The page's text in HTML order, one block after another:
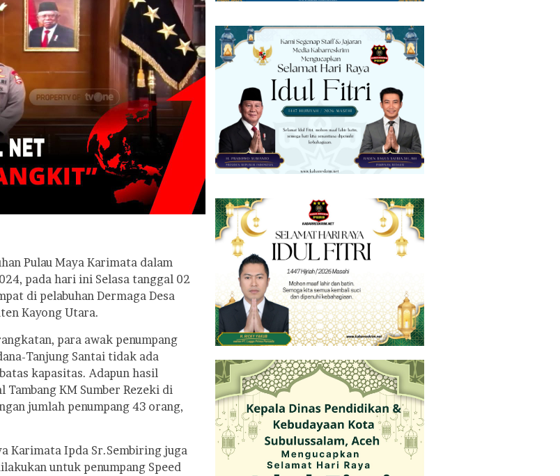
Pulau Maya Karimata dalam
pada hari ini Selasa tanggal 02
di pelabuhan Dermaga Desa
Kayong Utara.
para awak penumpang
Tanjung Santai tidak ada
kapasitas. Adapun hasil
KM Sumber Rezeki di
jumlah penumpang 43 orang,
Karimata Ipda Sr.Sembiring juga
untuk penumpang Speed